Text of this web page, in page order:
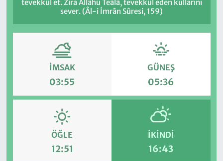
tevekkül et. Zira Allâhü Teâlâ, tevekkül eden kullarını
sever. (Âl-i İmrân Sûresi, 159)
İMSAK
03:55
GÜNEŞ
05:36
ÖĞLE
12:51
İKINDI
16:43